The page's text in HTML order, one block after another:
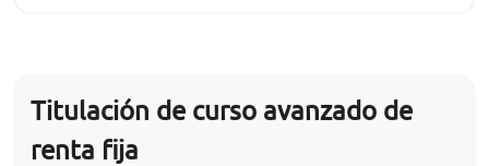
Titulación de curso avanzado de
renta fija